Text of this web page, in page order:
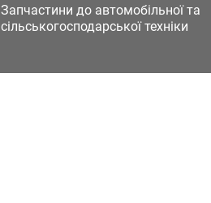
Запчастини до автомобільної та
сільськогосподарської техніки